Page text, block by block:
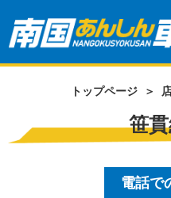
トップページ ＞
笹
電話で